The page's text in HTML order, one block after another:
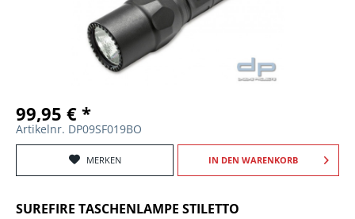
99,95 € *
Artikelnr. DP09SF019BO
MERKEN IN DEN WARENKORB
SUREFIRE TASCHENLAMPE STILETTO